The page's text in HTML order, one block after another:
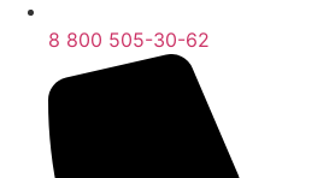
8 800 505-30-62